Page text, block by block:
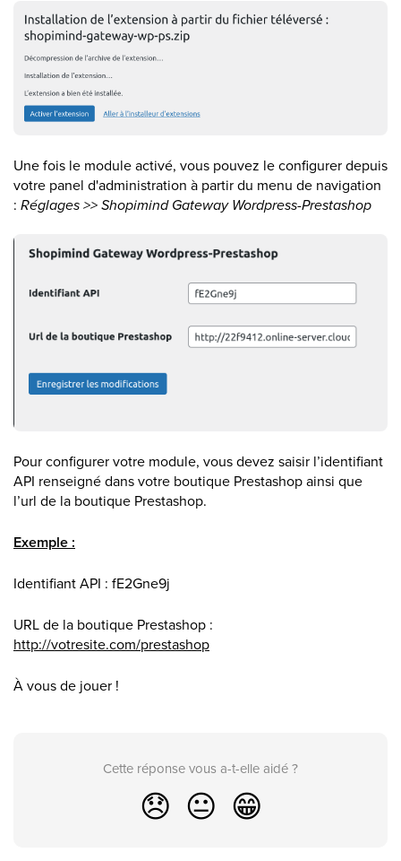
Une fois le module activé, vous pouvez le configurer depuis
votre panel d'administration à partir du menu de navigation
: Réglages >> Shopimind Gateway Wordpress-Prestashop
Pour configurer votre module, vous devez saisir l’identifiant
API renseigné dans votre boutique Prestashop ainsi que
l’url de la boutique Prestashop.
Exemple :
Identifiant API : fE2Gne9j
URL de la boutique Prestashop :
http://votresite.com/prestashop
À vous de jouer !
Cette réponse vous a-t-elle aidé ?
😞 😐 😁